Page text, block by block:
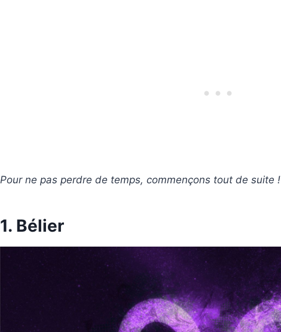
Pour ne pas perdre de temps, commençons tout de suite !
1. Bélier